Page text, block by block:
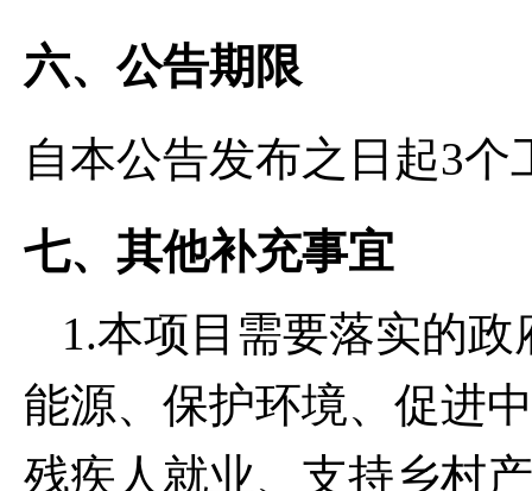
六、公告期限
自本公告发布之日起3个
七、其他补充事宜
1.本项目需要落实的
能源、保护环境、促进
残疾人就业、支持乡村